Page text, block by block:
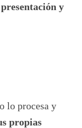
y
lo procesa y
propias